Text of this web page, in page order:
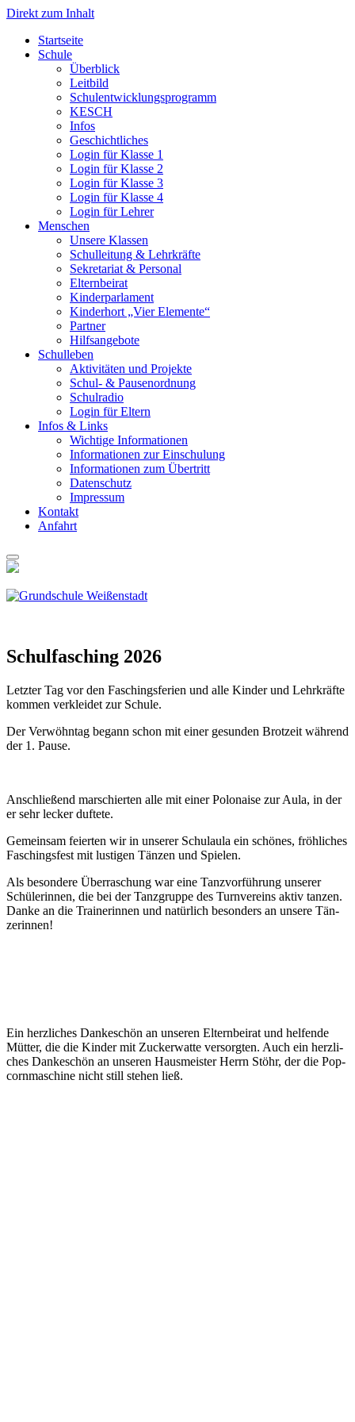
Direkt zum Inhalt
Start­sei­te
Schu­le
Über­blick
Leit­bild
Schul­ent­wick­lungs­pro­gramm
KESCH
Infos
Geschicht­li­ches
Log­in für Klas­se 1
Log­in für Klas­se 2
Log­in für Klas­se 3
Log­in für Klas­se 4
Log­in für Leh­rer
Men­schen
Unse­re Klas­sen
Schul­lei­tung & Lehr­kräf­te
Sekre­ta­ri­at & Per­so­nal
Eltern­bei­rat
Kin­der­par­la­ment
Kin­der­hort „Vier Ele­men­te“
Part­ner
Hilfs­an­ge­bo­te
Schul­le­ben
Akti­vi­tä­ten und Pro­jek­te
Schul- & Pau­sen­ord­nung
Schul­ra­dio
Log­in für Eltern
Infos & Links
Wich­ti­ge Infor­ma­tio­nen
Infor­ma­tio­nen zur Ein­schu­lung
Infor­ma­tio­nen zum Über­tritt
Daten­schutz
Impres­sum
Kon­takt
Anfahrt
Schul­fa­sching 2026
Letz­ter Tag vor den Faschings­fe­ri­en und alle Kin­der und Lehr­kräf­te
kom­men ver­klei­det zur Schu­le.
Der Ver­wöhn­tag begann schon mit einer gesun­den Brot­zeit wäh­rend
der 1. Pau­se.
Anschlie­ßend mar­schier­ten alle mit einer Polo­nai­se zur Aula, in der
er sehr lecker duf­te­te.
Gemein­sam fei­er­ten wir in unse­rer Schul­au­la ein schö­nes, fröh­li­ches
Faschings­fest mit lus­ti­gen Tän­zen und Spie­len.
Als beson­de­re Über­ra­schung war eine Tanz­vor­füh­rung unse­rer
Schü­le­rin­nen, die bei der Tanz­grup­pe des Turn­ver­eins aktiv tan­zen.
Dan­ke an die Trai­ne­rin­nen und natür­lich beson­ders an unse­re Tän­
ze­rin­nen!
Ein herz­li­ches Dan­ke­schön an unse­ren Eltern­bei­rat und hel­fen­de
Müt­ter, die die Kin­der mit Zucker­wat­te ver­sorg­ten. Auch ein herz­li­
ches Dan­ke­schön an unse­ren Haus­meis­ter Herrn Stöhr, der die Pop­
corn­ma­schi­ne nicht still ste­hen ließ.